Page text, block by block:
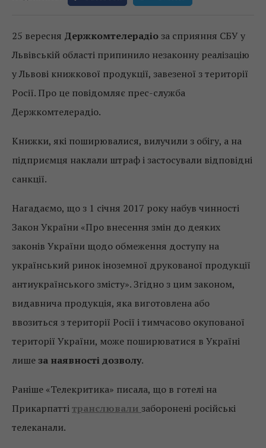
25 вересня Держкомтелерадіо за сприяння СБУ у
Львівській області припинило незаконну реалізацію
у Львові книжкової продукції, завезеної з території
Росії. Про це повідомляє прес-служба
Держкомтелерадіо.
Книжки, які поширювалися, вилучили з обігу, а на
підприємця наклали штраф і застосували відповідні
санкції.
Нагадаємо, що з 1 січня 2017 року набув чинності
Закон України «Про внесення змін до деяких
законів України щодо обмеження доступу на
український ринок іноземної друкованої продукції
антиукраїнського змісту». Згідно з цим законом,
видавнича продукція, яка виготовлена ​​або
ввозиться з території Росії і тимчасово окупованої
території України, може поширюватися в Україні
лише за наявності дозволу.
Раніше «Телекритика» писала, що в готелі на
Прикарпаттітранслювали заборонені російські
телеканали.